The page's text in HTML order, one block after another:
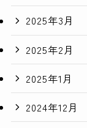
2025年3月
2025年2月
2025年1月
2024年12月